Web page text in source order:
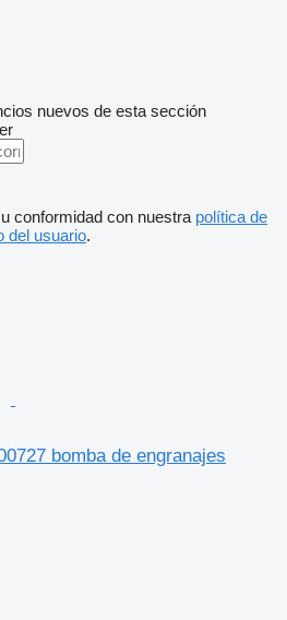
nuevos de esta sección
conformidad con nuestra política de
del usuario.
bomba de engranajes